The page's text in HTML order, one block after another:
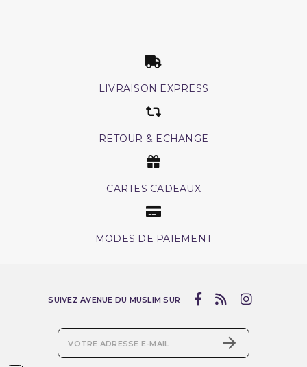
LIVRAISON EXPRESS
RETOUR & ECHANGE
CARTES CADEAUX
MODES DE PAIEMENT
SUIVEZ AVENUE DU MUSLIM SUR